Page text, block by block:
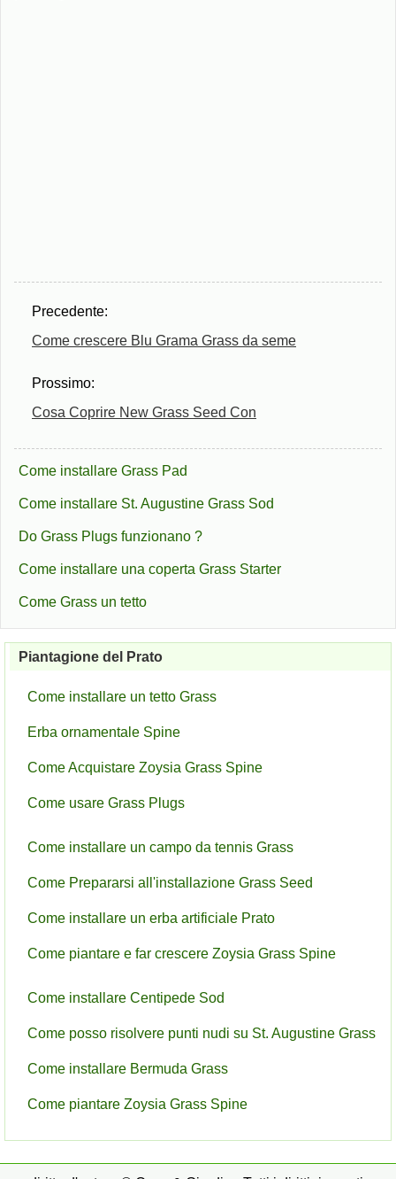
Precedente:
Come crescere Blu Grama Grass da seme
Prossimo:
Cosa Coprire New Grass Seed Con
Come installare Grass Pad
Come installare St. Augustine Grass Sod
Do Grass Plugs funzionano ?
Come installare una coperta Grass Starter
Come Grass un tetto
Piantagione del Prato
Come installare un tetto Grass
Erba ornamentale Spine
Come Acquistare Zoysia Grass Spine
Come usare Grass Plugs
Come installare un campo da tennis Grass
Come Prepararsi all'installazione Grass Seed
Come installare un erba artificiale Prato
Come piantare e far crescere Zoysia Grass Spine
Come installare Centipede Sod
Come posso risolvere punti nudi su St. Augustine Grass
Come installare Bermuda Grass
Come piantare Zoysia Grass Spine